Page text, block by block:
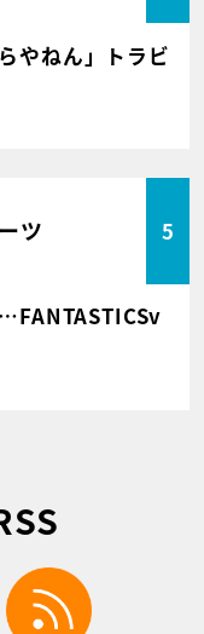
やねん」トラビ
ツ 5